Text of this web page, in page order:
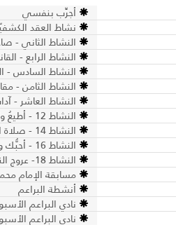
أجرِّب بنفسي
نشاط العقد
النشاط الثاني -
النشاط الرابع -
النشاط السادس -
النشاط الثامن -
النشاط العاشر -
النشاط 12 - أطيعُ والديّ - البراعم
النشاط 14 - صلاة الصبح - البراعم
النشاط 16 - أحبُّك وطني - مرحلة البراعم
النشاط 18- عروج النبوّة - مرحلة البراعم
مسابقة الإمام
أنشطة البراعم
نادي البراعم
نادي البراعم